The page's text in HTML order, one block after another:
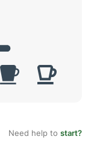
Need help to start?